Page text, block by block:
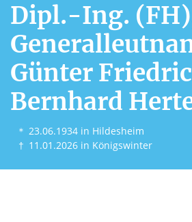
Dipl.-Ing.
Günter
Bernhard
＊ 23.06.1934 in Hildesheim
† 11.01.2026 in Königswinter